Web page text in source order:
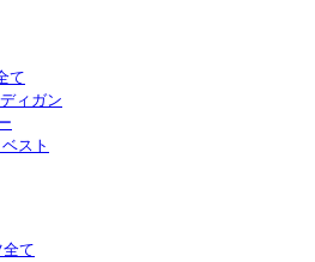
て
ィガン
スト
て